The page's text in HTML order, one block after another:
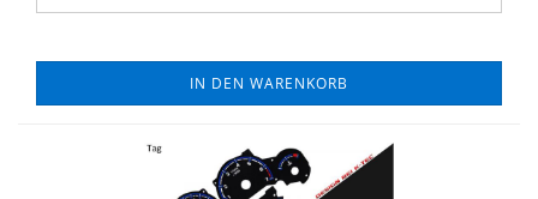
IN DEN WARENKORB